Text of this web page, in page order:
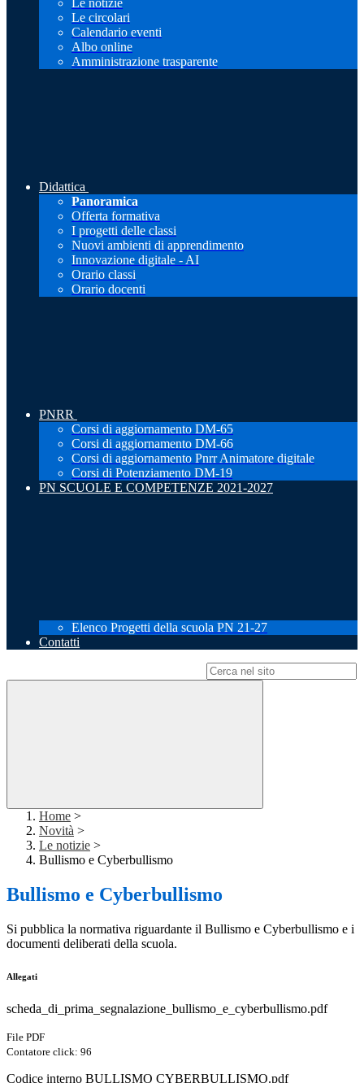
Le notizie
Le circolari
Calendario eventi
Albo online
Amministrazione trasparente
Didattica
Panoramica
Offerta formativa
I progetti delle classi
Nuovi ambienti di apprendimento
Innovazione digitale - AI
Orario classi
Orario docenti
PNRR
Corsi di aggiornamento DM-65
Corsi di aggiornamento DM-66
Corsi di aggiornamento Pnrr Animatore digitale
Corsi di Potenziamento DM-19
PN SCUOLE E COMPETENZE 2021-2027
Elenco Progetti della scuola PN 21-27
Contatti
Home >
Novità >
Le notizie >
Bullismo e Cyberbullismo
Bullismo e Cyberbullismo
Si pubblica la normativa riguardante il Bullismo e Cyberbullismo e i
documenti deliberati della scuola.
Allegati
scheda_di_prima_segnalazione_bullismo_e_cyberbullismo.pdf
File PDF
Contatore click: 96
Codice interno BULLISMO CYBERBULLISMO.pdf